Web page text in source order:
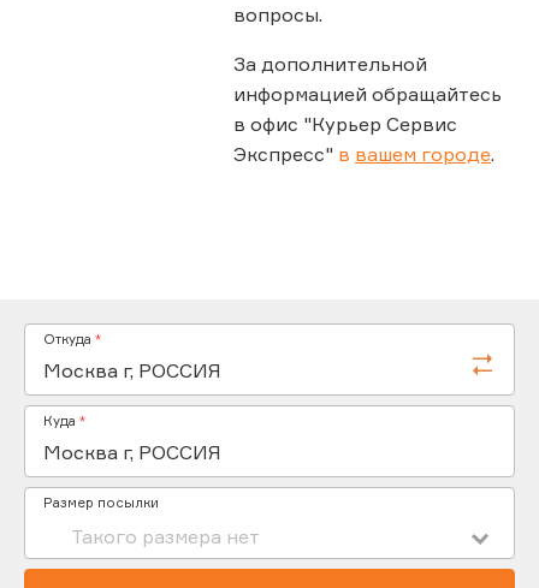
вопросы.
За дополнительной
информацией обращайтесь
в офис "Курьер Сервис
Экспресс" в вашем городе.
Откуда
Куда
Размер посылки